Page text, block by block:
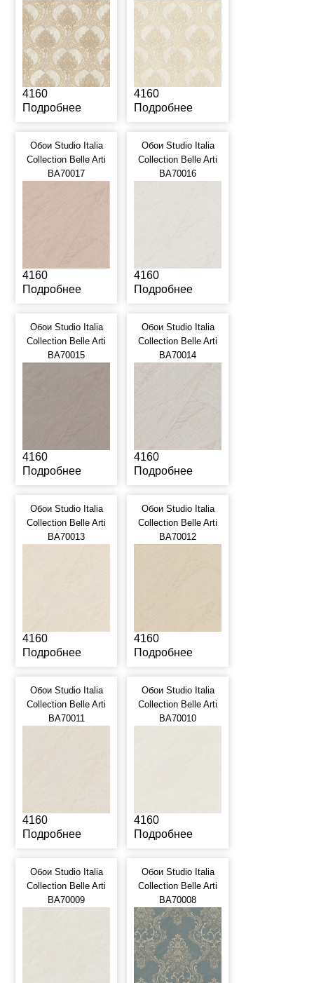
4160
Подробнее
4160
Подробнее
Обои Studio Italia
Collection Belle Arti
BA70017
4160
Подробнее
Обои Studio Italia
Collection Belle Arti
BA70016
4160
Подробнее
Обои Studio Italia
Collection Belle Arti
BA70015
4160
Подробнее
Обои Studio Italia
Collection Belle Arti
BA70014
4160
Подробнее
Обои Studio Italia
Collection Belle Arti
BA70013
4160
Подробнее
Обои Studio Italia
Collection Belle Arti
BA70012
4160
Подробнее
Обои Studio Italia
Collection Belle Arti
BA70011
4160
Подробнее
Обои Studio Italia
Collection Belle Arti
BA70010
4160
Подробнее
Обои Studio Italia
Collection Belle Arti
BA70009
Обои Studio Italia
Collection Belle Arti
BA70008